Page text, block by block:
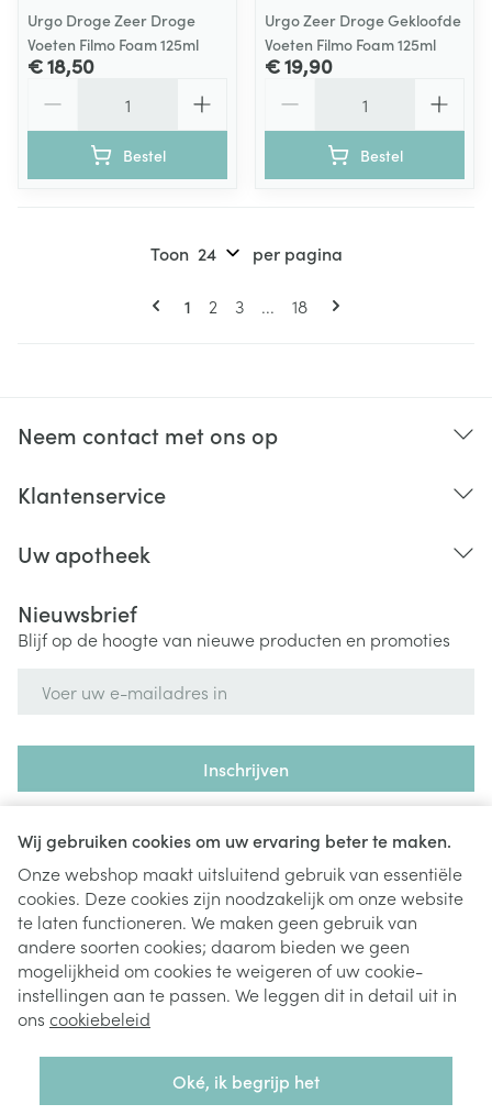
Wij gebruiken cookies om uw ervaring beter te maken.
Onze webshop maakt uitsluitend gebruik van essentiële
cookies. Deze cookies zijn noodzakelijk om onze website
te laten functioneren. We maken geen gebruik van
andere soorten cookies; daarom bieden we geen
mogelijkheid om cookies te weigeren of uw cookie-
instellingen aan te passen. We leggen dit in detail uit in
ons cookiebeleid
Oké, ik begrijp het
Urgo Droge Zeer Droge
Voeten Filmo Foam 125ml
€ 18,50
Bestel
Urgo Zeer Droge Gekloofde
Voeten Filmo Foam 125ml
€ 19,90
Bestel
Pagina's
U lees momenteel pagina
1 Pagina
2 Pagina
3 ... Pagina
18
Toon per pagina
Neem contact met ons op
Klantenservice
Uw apotheek
Nieuwsbrief
Blijf op de hoogte van nieuwe producten en promoties
Inschrijven
nieuwsbrief en gaat u akkoord met onzeprivacy policy.
Juridische links